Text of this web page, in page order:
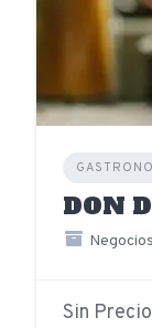
DON
Negocios
Sin Precio